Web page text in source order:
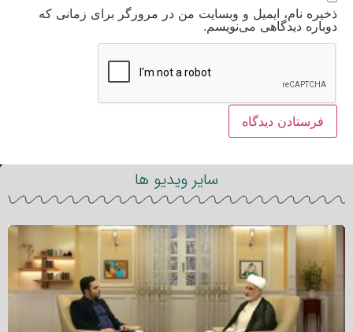
ذخیره نام، ایمیل و وبسایت من در مرورگر برای زمانی که
دوباره دیدگاهی می‌نویسم.
سایر ویدیو ها